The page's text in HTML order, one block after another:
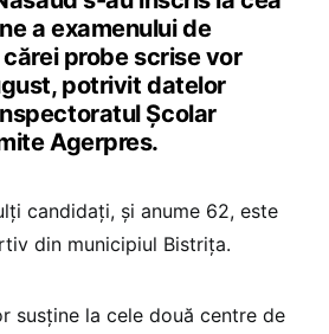
a examenului de
probe scrise vor
potrivit datelor
Şcolar
Agerpres.
candidaţi, şi anume 62, este
din municipiul Bistriţa.
susţine la cele două centre de